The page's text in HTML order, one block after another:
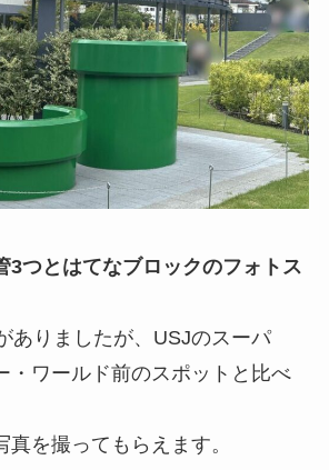
3つとはてなブロックのフォトス
ありましたが、USJのスーパ
・ワールド前のスポットと比べ
真を撮ってもらえます。